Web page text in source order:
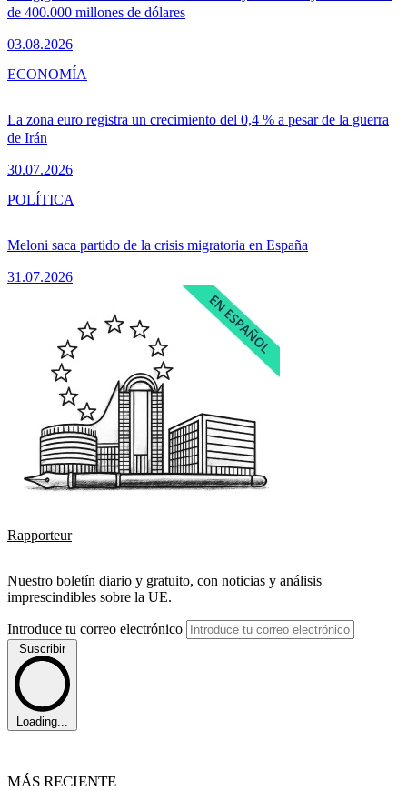
de 400.000 millones de dólares
03.08.2026
La zona euro registra un crecimiento del 0,4 % a pesar de la guerra
de Irán
30.07.2026
ECONOMÍA
Meloni saca partido de la crisis migratoria en España
31.07.2026
POLÍTICA
Rapporteur
Nuestro boletín diario y gratuito, con noticias y análisis
imprescindibles sobre la UE.
Introduce tu correo electrónico
Suscribir
Loading...
MÁS RECIENTE